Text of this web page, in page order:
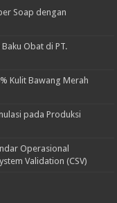
Soap dengan
Obat di PT.
Kulit Bawang Merah
pada Produksi
Operasional
Validation (CSV)